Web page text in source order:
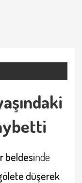
beldesinde
düşerek